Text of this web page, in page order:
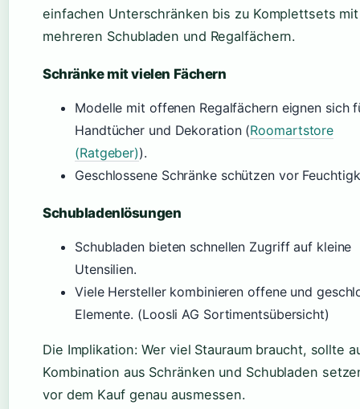
einfachen Unterschränken bis zu Komplettsets mit
mehreren Schubladen und Regalfächern.
Schränke mit vielen Fächern
Modelle mit offenen Regalfächern eignen sich
Handtücher und Dekoration (Roomartstore
(Ratgeber)).
Geschlossene Schränke schützen vor
Schubladenlösungen
Schubladen bieten schnellen Zugriff auf kleine
Utensilien.
Viele Hersteller kombinieren offene und
Elemente. (Loosli AG Sortimentsübersicht)
Die Implikation: Wer viel Stauraum braucht, sollte
Kombination aus Schränken und Schubladen
vor dem Kauf genau ausmessen.